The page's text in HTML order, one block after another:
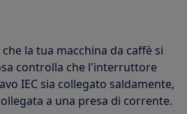
la tua macchina da caffè si
controlla che l'interruttore
IEC sia collegato saldamente,
a una presa di corrente.